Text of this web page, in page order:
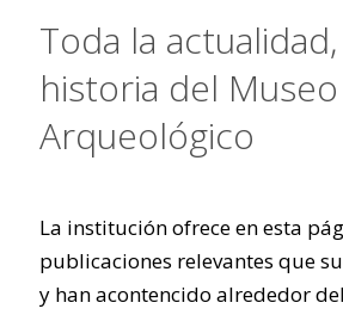
Toda la
historia del Museo
Arqueológico
La institución ofrece en esta
publicaciones relevantes que
y han acontencido alrededor